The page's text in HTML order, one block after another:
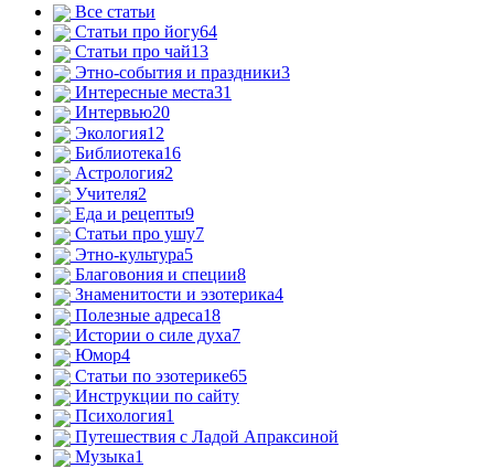
Все статьи
Статьи про йогу64
Статьи про чай13
Этно-события и праздники3
Интересные места31
Интервью20
Экология12
Библиотека16
Астрология2
Учителя2
Еда и рецепты9
Статьи про ушу7
Этно-культура5
Благовония и специи8
Знаменитости и эзотерика4
Полезные адреса18
Истории о силе духа7
Юмор4
Статьи по эзотерике65
Инструкции по сайту
Психология1
Путешествия с Ладой Апраксиной
Музыка1